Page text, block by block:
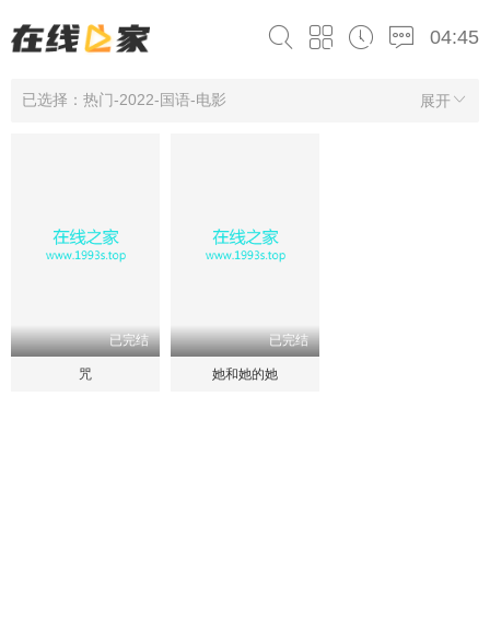
04:45
展开
已选择：热门-2022-国语-电影
已完结
咒
已完结
她和她的她